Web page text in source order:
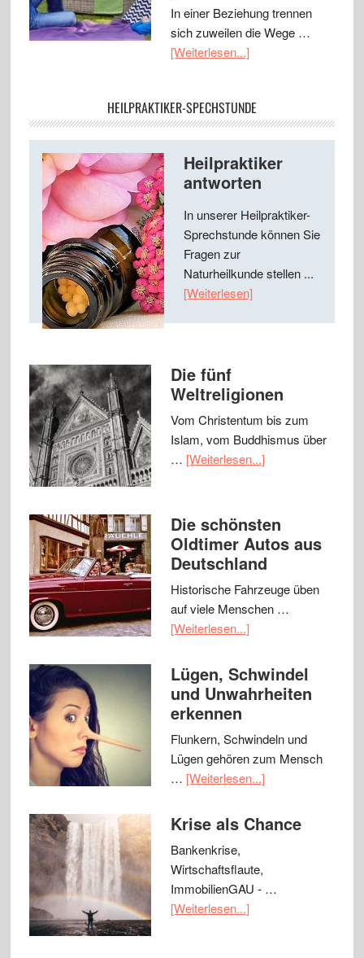
In einer Beziehung trennen
sich zuweilen die Wege …
[Weiterlesen...]
HEILPRAKTIKER-SPECHSTUNDE
Heilpraktiker
antworten
In unserer Heilpraktiker-
Sprechstunde können Sie
Fragen zur
Naturheilkunde stellen ...
[Weiterlesen]
Die fünf
Weltreligionen
Vom Christentum bis zum
Islam, vom Buddhismus über
… [Weiterlesen...]
Die schönsten
Oldtimer Autos aus
Deutschland
Historische Fahrzeuge üben
auf viele Menschen …
[Weiterlesen...]
Lügen, Schwindel
und Unwahrheiten
erkennen
Flunkern, Schwindeln und
Lügen gehören zum Mensch
… [Weiterlesen...]
Krise als Chance
Bankenkrise,
Wirtschaftsflaute,
ImmobilienGAU - …
[Weiterlesen...]